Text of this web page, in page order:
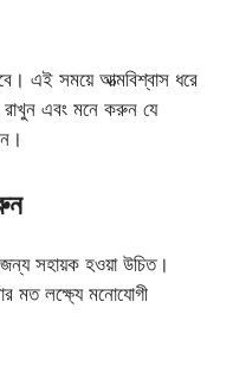
এই সময়ে আত্মবিশ্বাস ধরে
রাখুন এবং মনে করুন যে
জন্য সহায়ক হওয়া উচিত।
মত লক্ষ্যে মনোযোগী